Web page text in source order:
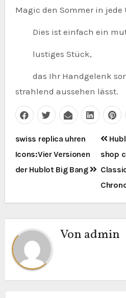
Magic den Sommer in jede
Dies ist einfach ein
lustiges Stück,
das Ihr Handgelenk
strahlend aussehen lässt.
swiss replica uhren
Icons:Vier Versionen
der Hublot Big Bang
shop
Von admin